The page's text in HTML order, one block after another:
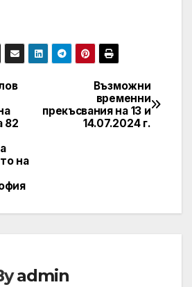
Възможни
временни
прекъсвания на 13 и
14.07.2024 г.
82
на
admin